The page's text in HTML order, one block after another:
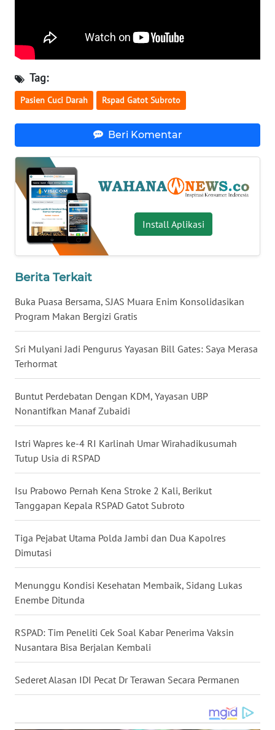
Tag:
Pasien Cuci Darah Rspad Gatot Subroto
Beri Komentar
Install Aplikasi
Berita Terkait
Buka Puasa Bersama, SJAS Muara Enim Konsolidasikan
Program Makan Bergizi Gratis
Sri Mulyani Jadi Pengurus Yayasan Bill Gates: Saya Merasa
Terhormat
Buntut Perdebatan Dengan KDM, Yayasan UBP
Nonantifkan Manaf Zubaidi
Istri Wapres ke-4 RI Karlinah Umar Wirahadikusumah
Tutup Usia di RSPAD
Isu Prabowo Pernah Kena Stroke 2 Kali, Berikut
Tanggapan Kepala RSPAD Gatot Subroto
Tiga Pejabat Utama Polda Jambi dan Dua Kapolres
Dimutasi
Menunggu Kondisi Kesehatan Membaik, Sidang Lukas
Enembe Ditunda
RSPAD: Tim Peneliti Cek Soal Kabar Penerima Vaksin
Nusantara Bisa Berjalan Kembali
Sederet Alasan IDI Pecat Dr Terawan Secara Permanen
WN
WN
PAPUA
BARAT
WN
RIAU
WN
SERAMBI
WN
JAMBI
SULTRA
NTB
WN
SULTENG
WN
SULBAR
WN
BABEL
WN
WN